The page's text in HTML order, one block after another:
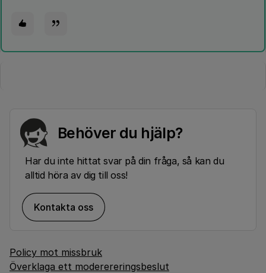
Behöver du hjälp?
Har du inte hittat svar på din fråga, så kan du
alltid höra av dig till oss!
Kontakta oss
Policy mot missbruk
Överklaga ett moderereringsbeslut